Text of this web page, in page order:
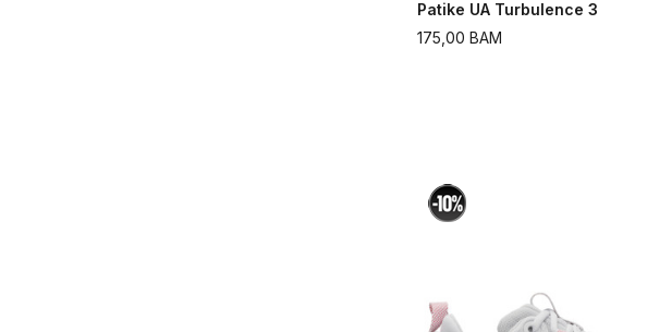
Patike UA Turbulence 3
175,00 BAM